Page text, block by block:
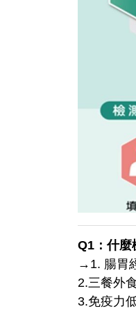
Q1：什麼
→ 1. 腸胃
2.三餐外
3.免疫力